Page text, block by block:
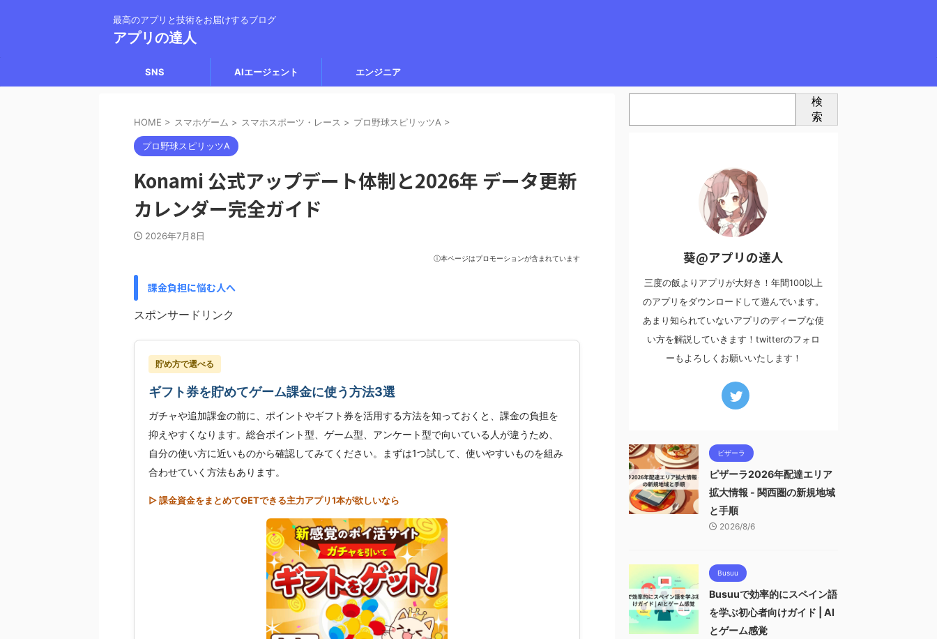
最高のアプリと技術をお届けするブログ
アプリの達人
SNS AIエージェント エンジニア
HOME > スマホゲーム > スマホスポーツ・レース > プロ野球スピリッツA >
プロ野球スピリッツA
Konami 公式アップデート体制と2026年 データ更新
カレンダー完全ガイド
2026年7月8日
ⓘ本ページはプロモーションが含まれています
課金負担に悩む人へ
スポンサードリンク
貯め方で選べる
ギフト券を貯めてゲーム課金に使う方法3選
ガチャや追加課金の前に、ポイントやギフト券を活用する方法を知っておくと、課金の負担を
抑えやすくなります。総合ポイント型、ゲーム型、アンケート型で向いている人が違うため、
自分の使い方に近いものから確認してみてください。まずは1つ試して、使いやすいものを組み
合わせていく方法もあります。
▷ 課金資金をまとめてGETできる主力アプリ1本が欲しいなら
検
索
葵@アプリの達人
三度の飯よりアプリが大好き！年間100以上
のアプリをダウンロードして遊んでいます。
あまり知られていないアプリのディープな使
い方を解説していきます！twitterのフォロ
ーもよろしくお願いいたします！
ピザーラ
ピザーラ2026年配達エリア
拡大情報 - 関西圏の新規地域
と手順
2026/8/6
Busuu
Busuuで効率的にスペイン語
を学ぶ初心者向けガイド | AI
とゲーム感覚